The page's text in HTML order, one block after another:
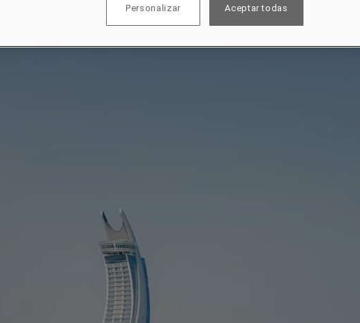
Personalizar Aceptar todas